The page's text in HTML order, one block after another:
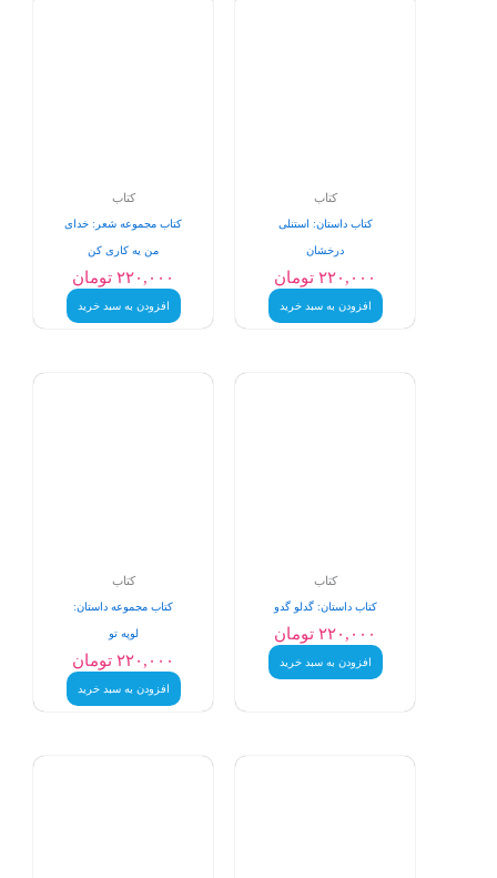
کتاب
کتاب داستان: استنلی
درخشان
۲۲۰,۰۰۰ تومان
افزودن به سبد خرید
کتاب
کتاب مجموعه شعر: خدای
من یه کاری کن
۲۲۰,۰۰۰ تومان
افزودن به سبد خرید
کتاب
کتاب داستان: گدلو گدو
۲۲۰,۰۰۰ تومان
افزودن به سبد خرید
کتاب
کتاب مجموعه داستان:
لوپه تو
۲۲۰,۰۰۰ تومان
افزودن به سبد خرید